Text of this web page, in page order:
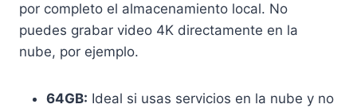
por completo el almacenamiento local. No
puedes grabar video 4K directamente en la
nube, por ejemplo.
64GB: Ideal si usas servicios en la nube y no